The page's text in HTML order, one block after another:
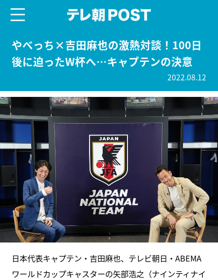
やべっち×吉田麻也の激熱対談！100日
後に迫ったW杯へ…キャプテンの決意
2022.08.12
日本代表キャプテン・吉田麻也、テレビ朝日・ABEMA
ワールドカップキャスターの矢部浩之（ナインティナイ